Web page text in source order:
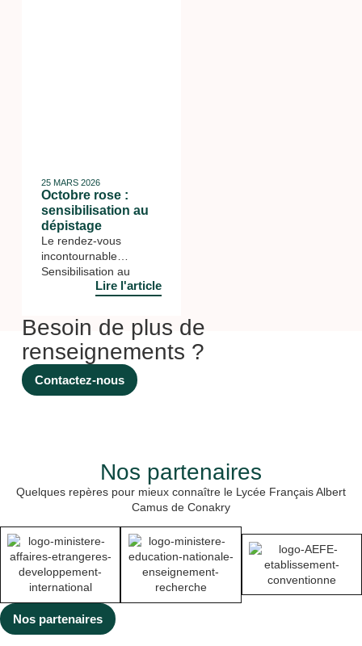
25 MARS 2026
Octobre rose :
sensibilisation au
dépistage
Le rendez-vous
incontournable
Sensibilisation au
dépistage Ce jeudi 9
Camus participé à la
campagne de
sensibilisation au
dépistage du cancer du
sein pour soutenir cet
évènement planétaire.
RINGUEDE, professeur
de SVT, plusieurs
cœurs ont été réalisés
Lire l'article
Besoin de plus de
renseignements ?
Contactez-nous
Nos partenaires
Quelques repères pour mieux connaître le Lycée Français Albert
Camus de Conakry
Nos partenaires